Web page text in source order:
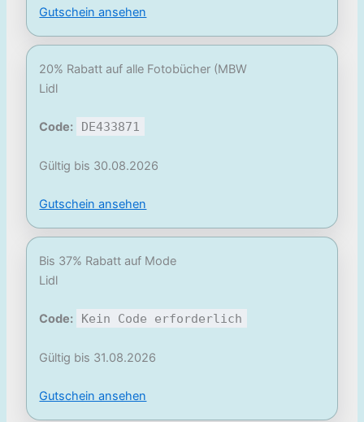
Gutschein ansehen
20% Rabatt auf alle Fotobücher (MBW
Lidl
Code: DE433871
Gültig bis 30.08.2026
Gutschein ansehen
Bis 37% Rabatt auf Mode
Lidl
Code: Kein Code erforderlich
Gültig bis 31.08.2026
Gutschein ansehen